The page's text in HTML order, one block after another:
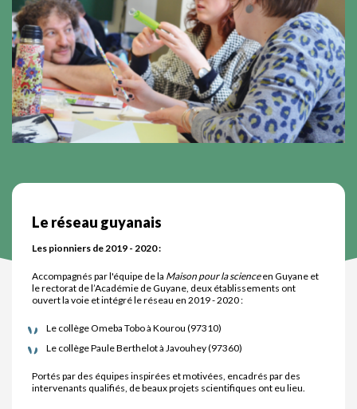
Le réseau guyanais
Les pionniers de 2019 - 2020 :
Accompagnés par l'équipe de la Maison pour la scienceen Guyane et
le rectorat de l’Académie de Guyane, deux établissements ont
ouvert la voie et intégré le réseau en 2019 - 2020 :
Le collège Omeba Tobo à Kourou (97310)
Le collège Paule Berthelot à Javouhey (97360)
Portés par des équipes inspirées et motivées, encadrés par des
intervenants qualifiés, de beaux projets scientifiques ont eu lieu.